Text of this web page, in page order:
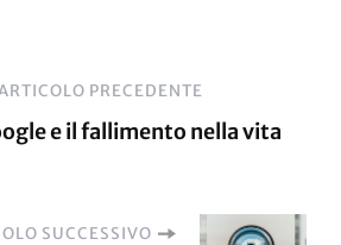
PRECEDENTE
e il fallimento nella vita
SUCCESSIVO